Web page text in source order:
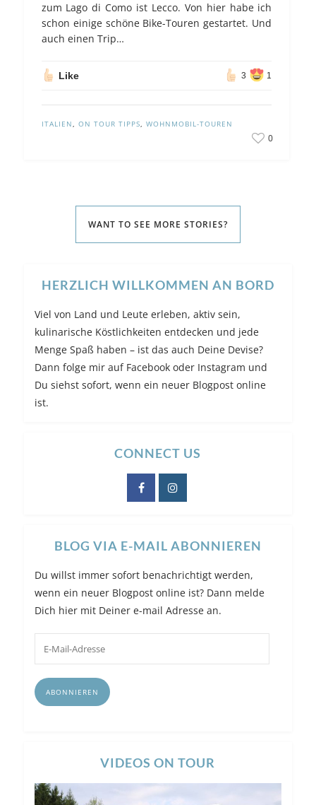
zum Lago di Como ist Lecco. Von hier habe ich
schon einige schöne Bike-Touren gestartet. Und
auch einen Trip…
Like 3 1
ITALIEN, ON TOUR TIPPS, WOHNMOBIL-TOUREN
0
WANT TO SEE MORE STORIES?
HERZLICH WILLKOMMEN AN BORD
Viel von Land und Leute erleben, aktiv sein,
kulinarische Köstlichkeiten entdecken und jede
Menge Spaß haben – ist das auch Deine Devise?
Dann folge mir auf Facebook oder Instagram und
Du siehst sofort, wenn ein neuer Blogpost online
ist.
CONNECT US
BLOG VIA E-MAIL ABONNIEREN
Du willst immer sofort benachrichtigt werden,
wenn ein neuer Blogpost online ist? Dann melde
Dich hier mit Deiner e-mail Adresse an.
Adresse
ABONNIEREN
VIDEOS ON TOUR